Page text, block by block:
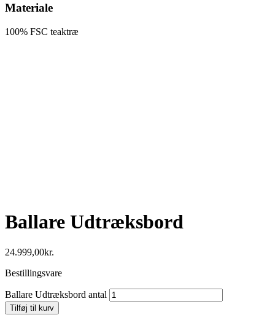
Materiale
100% FSC teaktræ
Ballare Udtræksbord
24.999,00kr.
Bestillingsvare
Ballare Udtræksbord antal
Tilføj til kurv